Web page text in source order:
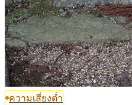
ความเสี่ยงต่ำ